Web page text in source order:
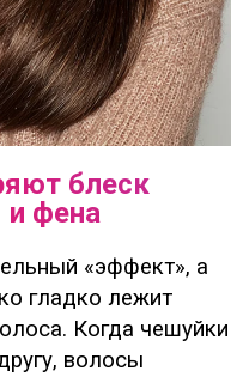
блеск
и фена
«эффект», а
гладко лежит
Когда чешуйки
волосы